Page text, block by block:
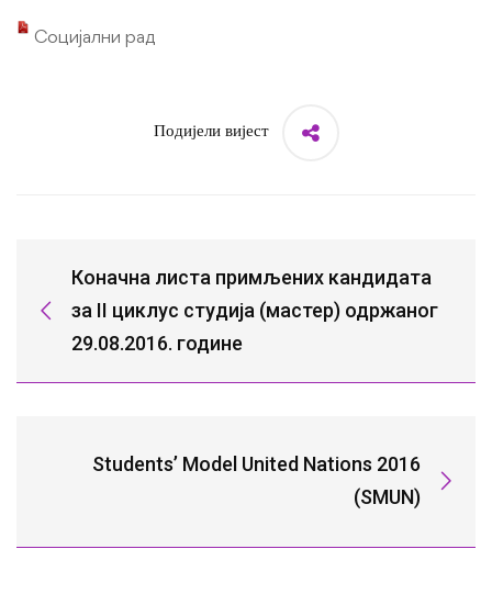
Социјални рад
Подијели вијест
Коначна листа примљених кандидата
за II циклус студија (мастер) одржаног
29.08.2016. године
Students’ Model United Nations 2016
(SMUN)